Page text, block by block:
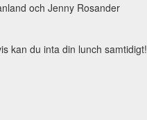
och Jenny Rosander
kan du inta din lunch samtidigt!